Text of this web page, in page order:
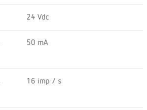
24 Vdc
50 mA
16 imp / s